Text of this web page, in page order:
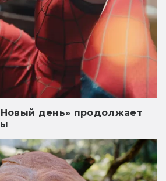
Новый день» продолжает